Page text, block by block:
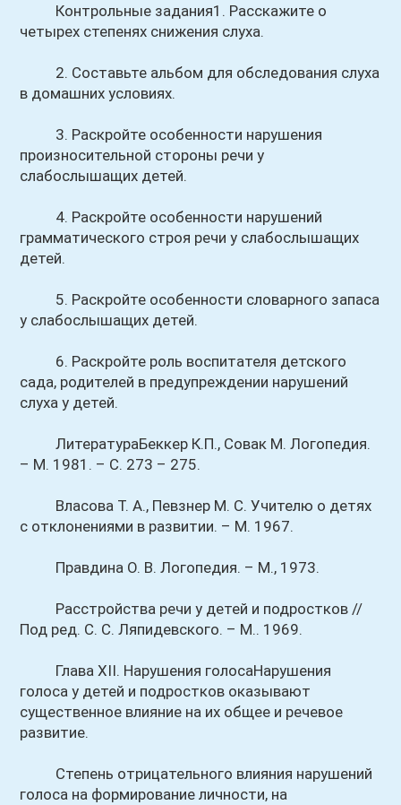
Контрольные задания1. Расскажите о
четырех степенях снижения слуха.
2. Составьте альбом для обследования слуха
в домашних условиях.
3. Раскройте особенности нарушения
произносительной стороны речи у
слабослышащих детей.
4. Раскройте особенности нарушений
грамматического строя речи у слабослышащих
детей.
5. Раскройте особенности словарного запаса
у слабослышащих детей.
6. Раскройте роль воспитателя детского
сада, родителей в предупреждении нарушений
слуха у детей.
ЛитератураБеккер К.П., Совак М. Логопедия.
– М. 1981. – С. 273 – 275.
Власова Т. А., Певзнер М. С. Учителю о детях
с отклонениями в развитии. – М. 1967.
Правдина О. В. Логопедия. – М., 1973.
Расстройства речи у детей и подростков //
Под ред. С. С. Ляпидевского. – М.. 1969.
Глава XII. Нарушения голосаНарушения
голоса у детей и подростков оказывают
существенное влияние на их общее и речевое
развитие.
Степень отрицательного влияния нарушений
голоса на формирование личности, на